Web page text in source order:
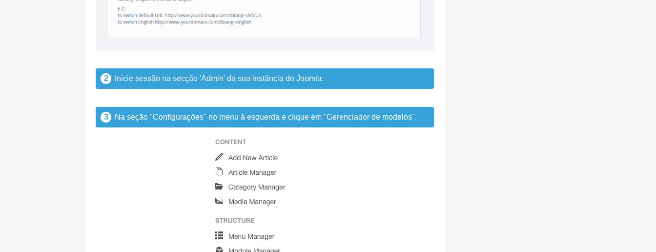
2 Inicie sessão na secção 'Admin' da sua instância do Joomla.
3 Na seção "Configurações" no menu à esquerda e clique em "Gerenciador de modelos".